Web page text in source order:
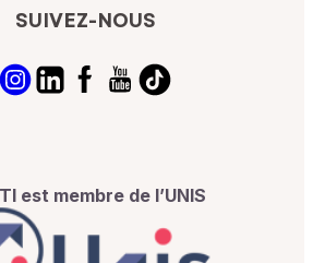
SUIVEZ-NOUS
est membre de l’UNIS